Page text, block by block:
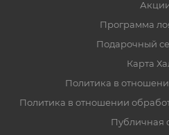
Программа
Подарочный
Карта
Политика в
Политика в отношении
Публичная